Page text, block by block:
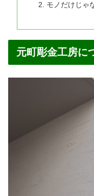
モノだけじゃ
元町彫金工房に